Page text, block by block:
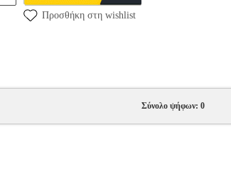
Προσθήκη στη wishlist
Σύνολο ψήφων: 0